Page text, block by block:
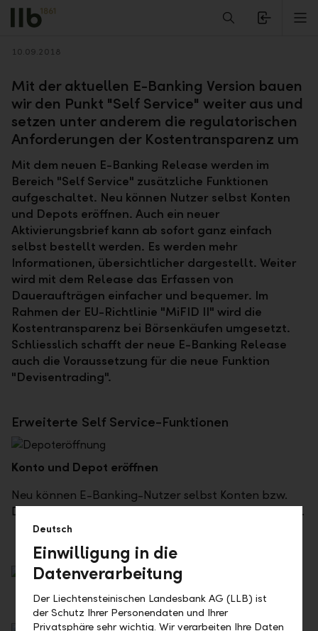
Alerts.Headline
Zurück
10.09.2018
Mit der aktuellen E-Banking Version bauen
wir den Punkt "Self Service" weiter aus und
setzen unter anderem die regulatorischen
Anforderungen der Kostentransparenz um
Mit dem neuen E-Banking Release werden im
Bereich "Self Service" zusätzliche Funktionen
aufgeschaltet. Neu können Nutzer selbst Konten
und Depots eröffnen. Auch ein neuer
Aktivierungsbrief kann ab sofort ganz einfach
selbst bestellt werden. Es werden mehr
Informationen, übersichtlicher dargestellt. Weiter
wird mit dem Release das Erfassen von
Daueraufträgen einfacher und bequemer. Im
Rahmen der EU-Richtlinie "MiFID II" wird die
Kostentransparenz bei Börsenkäufen umgesetzt.
Schliesslich schafft der neue E-Banking Release
auch die Voraussetzung für die neue Funktion
"Devisentrading".
Erweiterte Self Service-Funktionen
Konto und Depot eröffnen
Neu können E-Banking-Nutzer selbst Konten bzw.
Depots eröffnen und sogleich auch darüber verfügen.
Deutsch
Einwilligung in die
Datenverarbeitung
Der Liechtensteinischen Landesbank AG (LLB) ist
der Schutz Ihrer Personendaten und Ihrer
Privatsphäre sehr wichtig. Wir verarbeiten Ihre Daten